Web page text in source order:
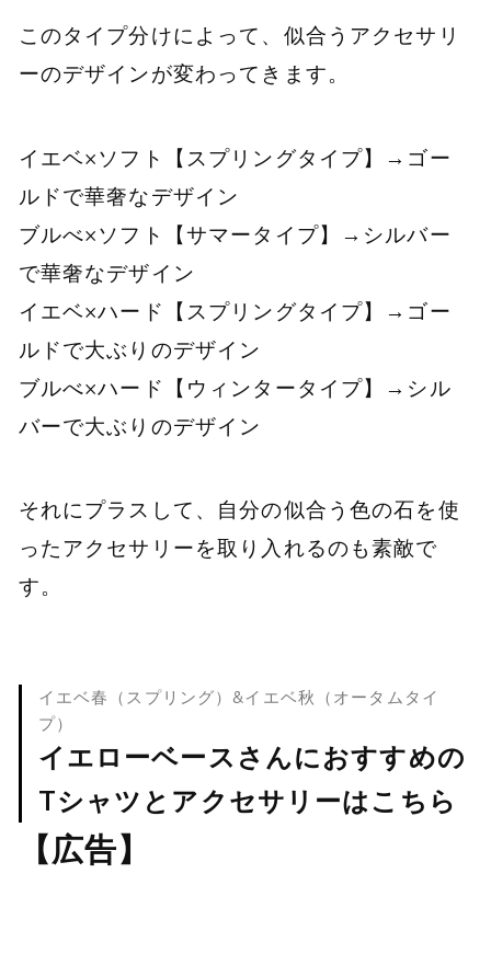
このタイプ分けによって、似合うアクセサリ
ーのデザインが変わってきます。
イエベ×ソフト【スプリングタイプ】→ゴー
ルドで華奢なデザイン
ブルべ×ソフト【サマータイプ】→シルバー
で華奢なデザイン
イエベ×ハード【スプリングタイプ】→ゴー
ルドで大ぶりのデザイン
ブルべ×ハード【ウィンタータイプ】→シル
バーで大ぶりのデザイン
それにプラスして、自分の似合う色の石を使
ったアクセサリーを取り入れるのも素敵で
す。
イエベ春（スプリング）&イエベ秋（オータムタイ
プ）
イエローベースさんにおすすめの
Tシャツとアクセサリーはこちら
【広告】